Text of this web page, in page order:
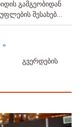
გამგეობიდან
შესახებ...
»
გვერდების